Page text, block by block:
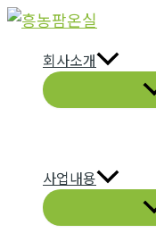
콘
회사소개
사업내용